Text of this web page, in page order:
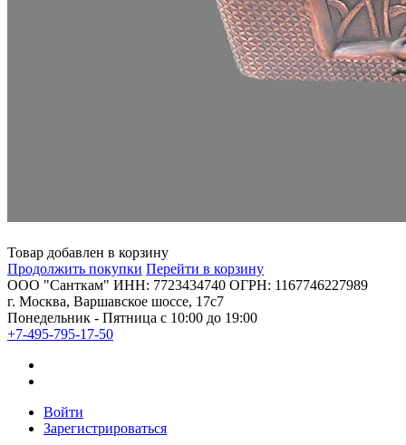
Товар добавлен в корзину
Продолжить покупки Перейти в корзину
ООО "Санткам" ИНН: 7723434740 ОГРН: 1167746227989
г. Москва, Варшавское шоссе, 17с7
Понедельник - Пятница с 10:00 до 19:00
+7-495-795-17-50
Войти
Зарегистрироваться